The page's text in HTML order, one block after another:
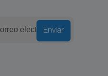
Enviar